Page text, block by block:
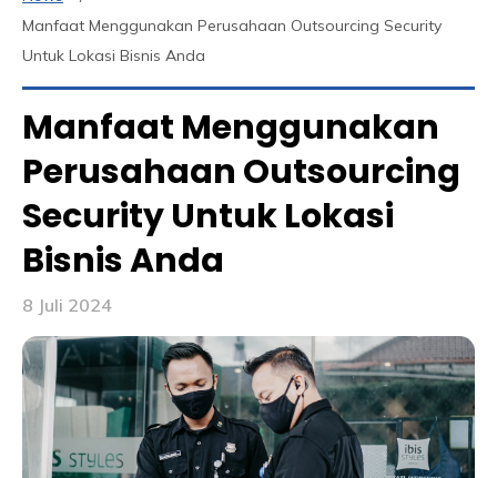
Manfaat Menggunakan Perusahaan Outsourcing Security
Untuk Lokasi Bisnis Anda
Manfaat Menggunakan
Perusahaan Outsourcing
Security Untuk Lokasi
Bisnis Anda
8 Juli 2024